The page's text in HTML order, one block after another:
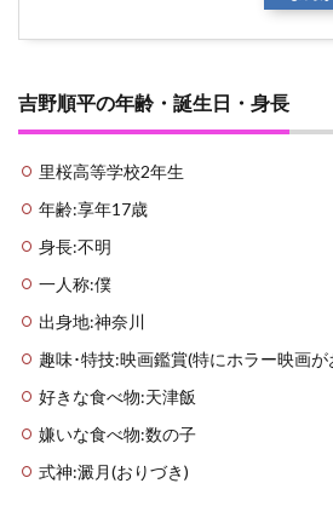
吉野順平の年齢・誕生日・身長
里桜高等学校2年生
年齢:享年17歳
身長:不明
一人称:僕
出身地:神奈川
趣味･特技:映画鑑賞(特にホラー映画が
好きな食べ物:天津飯
嫌いな食べ物:数の子
式神:澱月(おりづき)